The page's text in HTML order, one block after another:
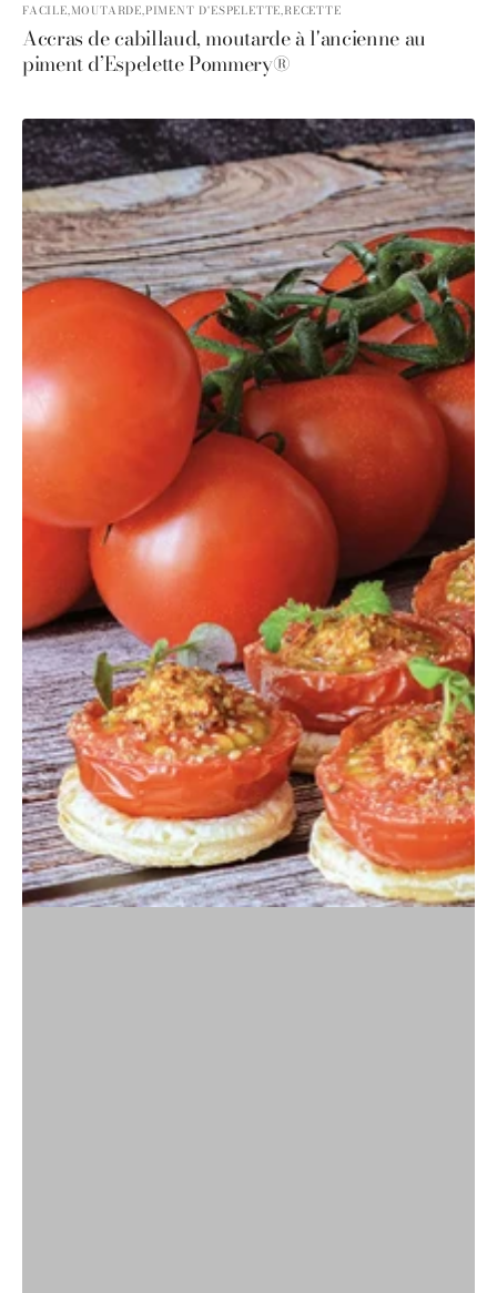
FACILE,MOUTARDE,PIMENT D'ESPELETTE,RECETTE
Accras de cabillaud, moutarde à l'ancienne au
piment d’Espelette Pommery®